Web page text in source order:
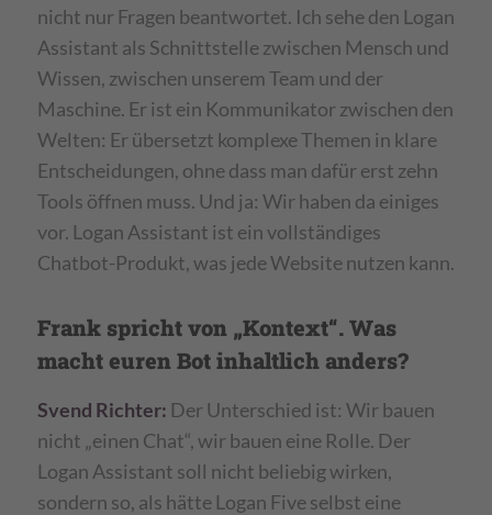
nicht nur Fragen beantwortet. Ich sehe den Logan
Assistant als Schnittstelle zwischen Mensch und
Wissen, zwischen unserem Team und der
Maschine. Er ist ein Kommunikator zwischen den
Welten: Er übersetzt komplexe Themen in klare
Entscheidungen, ohne dass man dafür erst zehn
Tools öffnen muss. Und ja: Wir haben da einiges
vor. Logan Assistant ist ein vollständiges
Chatbot-Produkt, was jede Website nutzen kann.
Frank spricht von „Kontext“. Was
macht euren Bot inhaltlich anders?
Svend Richter: Der Unterschied ist: Wir bauen
nicht „einen Chat“, wir bauen eine Rolle. Der
Logan Assistant soll nicht beliebig wirken,
sondern so, als hätte Logan Five selbst eine